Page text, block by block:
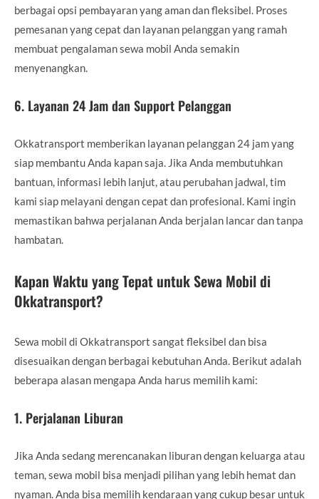
berbagai opsi pembayaran yang aman dan fleksibel. Proses
pemesanan yang cepat dan layanan pelanggan yang ramah
membuat pengalaman sewa mobil Anda semakin
menyenangkan.
6. Layanan 24 Jam dan Support Pelanggan
Okkatransport memberikan layanan pelanggan 24 jam yang
siap membantu Anda kapan saja. Jika Anda membutuhkan
bantuan, informasi lebih lanjut, atau perubahan jadwal, tim
kami siap melayani dengan cepat dan profesional. Kami ingin
memastikan bahwa perjalanan Anda berjalan lancar dan tanpa
hambatan.
Kapan Waktu yang Tepat untuk Sewa Mobil di
Okkatransport?
Sewa mobil di Okkatransport sangat fleksibel dan bisa
disesuaikan dengan berbagai kebutuhan Anda. Berikut adalah
beberapa alasan mengapa Anda harus memilih kami:
1. Perjalanan Liburan
Jika Anda sedang merencanakan liburan dengan keluarga atau
teman, sewa mobil bisa menjadi pilihan yang lebih hemat dan
nyaman. Anda bisa memilih kendaraan yang cukup besar untuk